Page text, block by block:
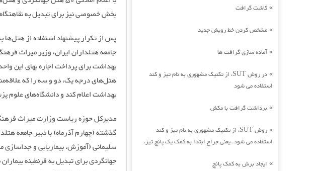
بخش خصوصی نیز برای تبدیل به
پس از تکرار پیشنهاد استفاده از هتل‌ها
جامعه هتلداران ایران، وزیر میراث
بهداشت برای پرداخت اجاره بهای این
هتل‌های درجه یک، دو و سه را که
بهداشت اعلام کند و دانشگاه‌های علوم
مدیرکل حوزه ریاست وزارت میراث
گذشته (چهارم آذرماه) با دبیر جامعه
سلیمانی (آموزش، بیماریابی و جداسازی
» کاشت گرافت
» مشخص کردن خط رویش جدید
»آماده سازی گرافت ها
»
در روش SUT، از تکنیک مشهوری به نام تیز و کند
استفاده می شود
» برداشت گرافت با مکش
»
روش SUT، از تکنیک مشهوری به نام تیز و کند
استفاده می شود. یعنی جراح ابتدا به کمک یک پانچ تیز،
» ایجاد برش به کمک پانچ